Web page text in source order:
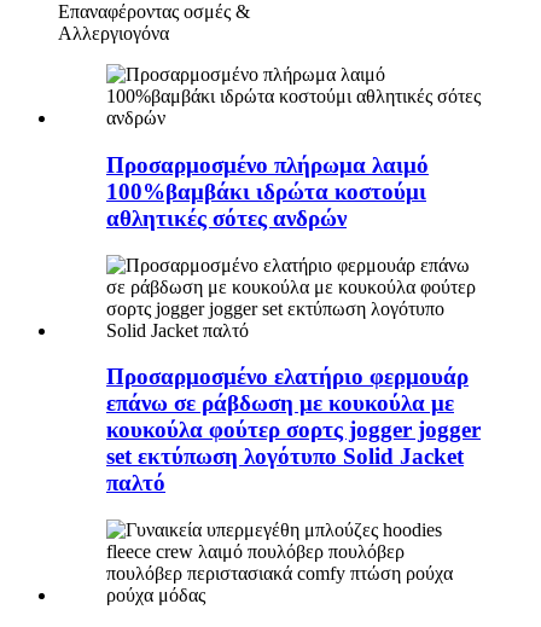
Επαναφέροντας οσμές &
Αλλεργιογόνα
Προσαρμοσμένο πλήρωμα λαιμό
100%βαμβάκι ιδρώτα κοστούμι
αθλητικές σότες ανδρών
Προσαρμοσμένο ελατήριο φερμουάρ
επάνω σε ράβδωση με κουκούλα με
κουκούλα φούτερ σορτς jogger jogger
set εκτύπωση λογότυπο Solid Jacket
παλτό